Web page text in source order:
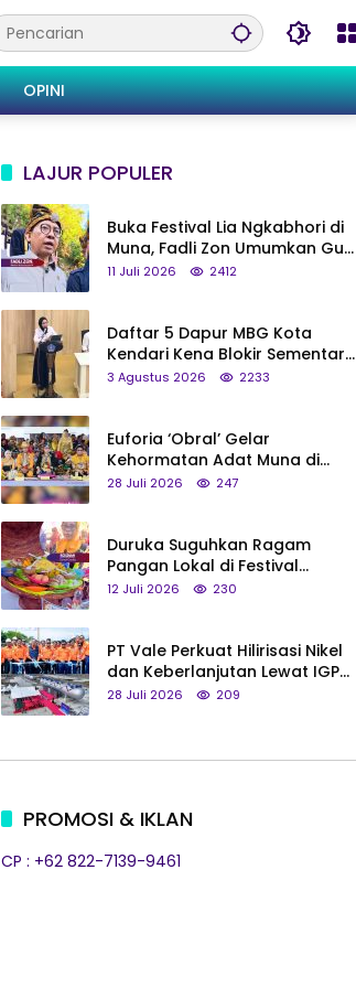
OPINI
LAJUR POPULER
Buka Festival Lia Ngkabhori di
Muna, Fadli Zon Umumkan Gua
Metanduno Segera Naik Status
11 Juli 2026 2412
Daftar 5 Dapur MBG Kota
Kendari Kena Blokir Sementara
dari Pusat
3 Agustus 2026 2233
Euforia ‘Obral’ Gelar
Kehormatan Adat Muna di
Silaturahmi KKMM, Ridwan Bae:
28 Juli 2026 247
Duruka Suguhkan Ragam
Pangan Lokal di Festival
Liangkobhori, Dari Umbi Rebus
12 Juli 2026 230
PT Vale Perkuat Hilirisasi Nikel
dan Keberlanjutan Lewat IGP
Morowali
28 Juli 2026 209
PROMOSI & IKLAN
CP : +62 822-7139-9461